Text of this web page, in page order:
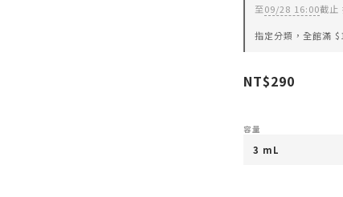
至09/28 16:00截止
指定分類，全館滿
NT$290
容量